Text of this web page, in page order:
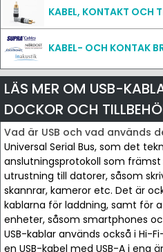
KABEL, KONTAKT OCH
KABEL- OCH KONTAK
LÄS MER OM USB-
DOCKOR OCH
Vad är USB och vad används
Universal Serial Bus, som det
anslutningsprotokoll som
utrustning till datorer, såsom
skannrar, kameror etc. Det är
kablarna för laddning, samt för
enheter, såsom smartphones
USB-kablar används också i Hi-
en USB-kabel med USB-A i ena